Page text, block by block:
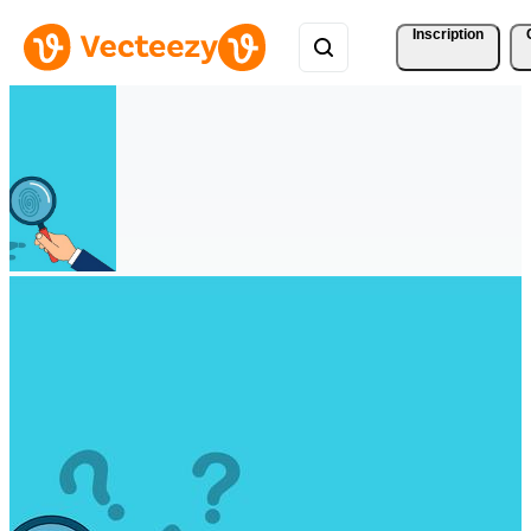
Inscription